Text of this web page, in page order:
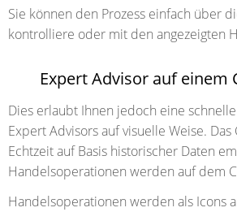
Sie können den Prozess einfach über
kontrolliere oder mit den angezeigten
Expert Advisor auf einem
Dies erlaubt Ihnen jedoch eine
Expert Advisors auf visuelle Weise.
Echtzeit auf Basis historischer Daten
Handelsoperationen werden auf dem
Handelsoperationen werden als Icons